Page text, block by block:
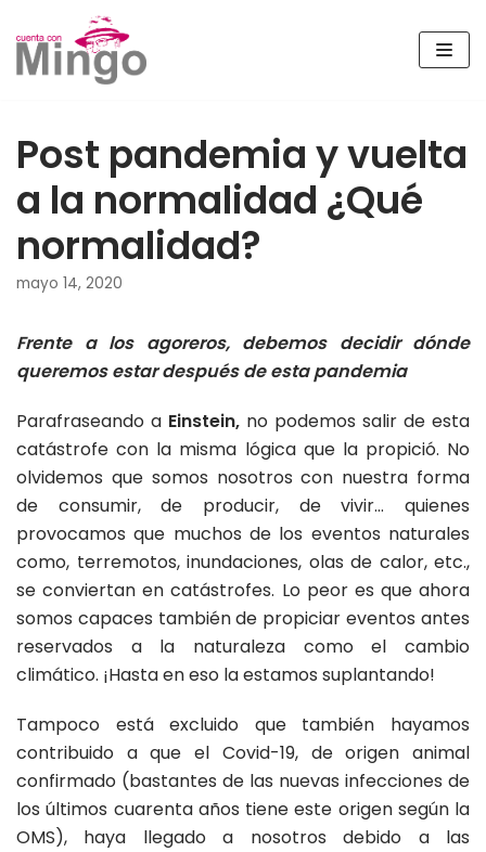
al
contenido
Post pandemia y vuelta
a la normalidad ¿Qué
normalidad?
mayo 14, 2020
Frente a los agoreros, debemos decidir dónde
queremos estar después de esta pandemia
Parafraseando a Einstein, no podemos salir de esta
catástrofe con la misma lógica que la propició. No
olvidemos que somos nosotros con nuestra forma
de consumir, de producir, de vivir… quienes
provocamos que muchos de los eventos naturales
como, terremotos, inundaciones, olas de calor, etc.,
se conviertan en catástrofes. Lo peor es que ahora
somos capaces también de propiciar eventos antes
reservados a la naturaleza como el cambio
climático. ¡Hasta en eso la estamos suplantando!
Tampoco está excluido que también hayamos
contribuido a que el Covid-19, de origen animal
confirmado (bastantes de las nuevas infecciones de
los últimos cuarenta años tiene este origen según la
OMS), haya llegado a nosotros debido a las